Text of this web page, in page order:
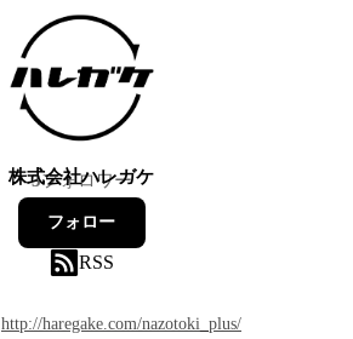
株式会社ハレガケ
3フォロワー
フォロー
RSS
http://haregake.com/nazotoki_plus/